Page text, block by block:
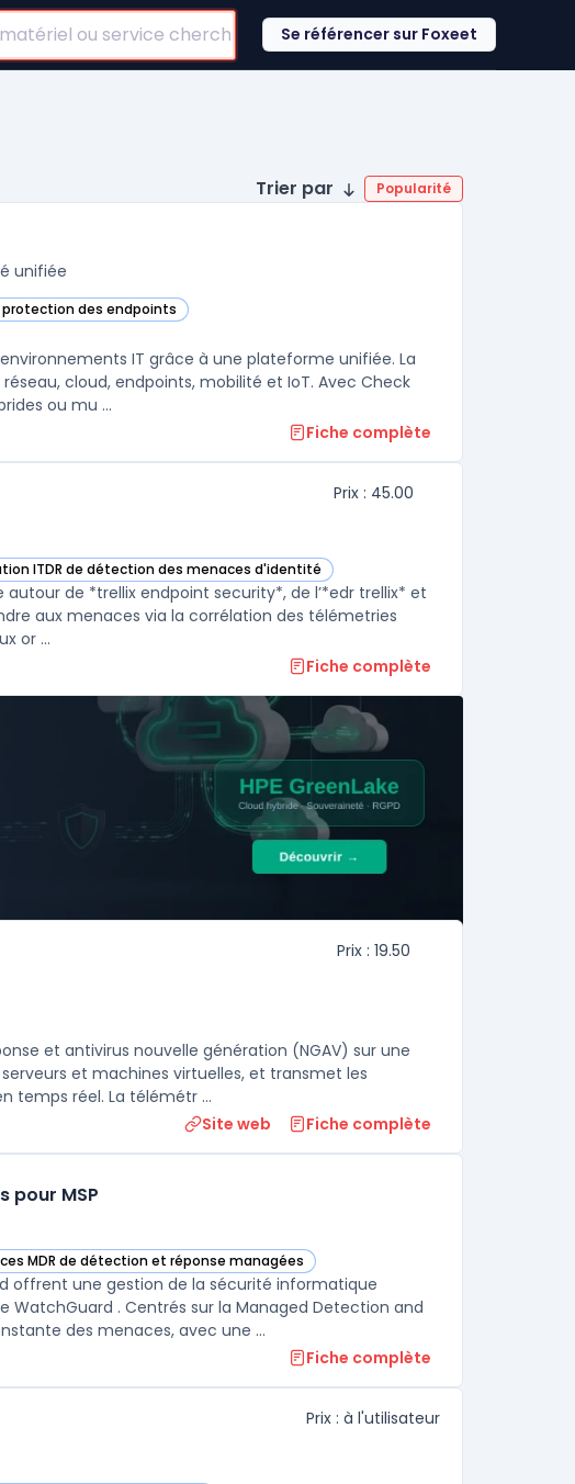
Se référencer sur Foxeet
Trier par Popularité
unifiée
protection des endpoints
cette catégorie
IT grâce à une plateforme unifiée. La
cloud, endpoints, mobilité et IoT. Avec Check
ou mu ...
Fiche complète
Prix : 45.00
ITDR de détection des menaces d'identité
dans cette catégorie
de *trellix endpoint security*, de l’*edr trellix* et
aux menaces via la corrélation des télémetries
or ...
Fiche complète
Prix : 19.50
et antivirus nouvelle génération (NGAV) sur une
et machines virtuelles, et transmet les
temps réel. La télémétr ...
Site web Fiche complète
pour MSP
cette catégorie
MDR de détection et réponse managées
Services de Sécurité Managés pour MSP dans cette catégorie
offrent une gestion de la sécurité informatique
. Centrés sur la Managed Detection and
Response (MDR), ces services assurent une surveillance constante des menaces, avec une ...
Fiche complète
Prix : à l'utilisateur